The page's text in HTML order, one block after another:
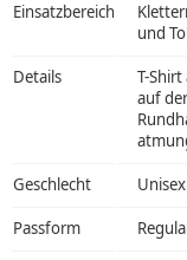
Einsatzbereich
und
Details
T-
auf
Geschlecht
Passform